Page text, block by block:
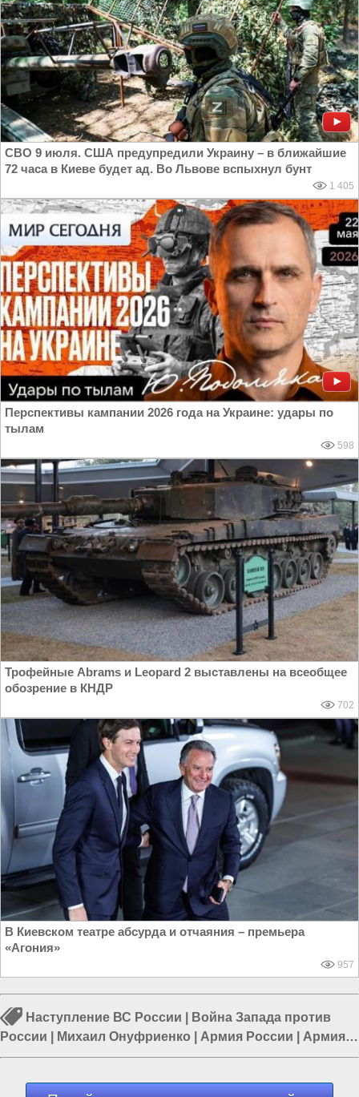
СВО 9 июля. США предупредили Украину – в ближайшие
72 часа в Киеве будет ад. Во Львове вспыхнул бунт
1 405
Перспективы кампании 2026 года на Украине: удары по
тылам
598
Трофейные Abrams и Leopard 2 выставлены на всеобщее
обозрение в КНДР
702
В Киевском театре абсурда и отчаяния – премьера
«Агония»
957
Наступление ВС России
Война Запада против
России
Михаил Онуфриенко Армия России
Армия
Украины|Война в Новороссии|Курская область